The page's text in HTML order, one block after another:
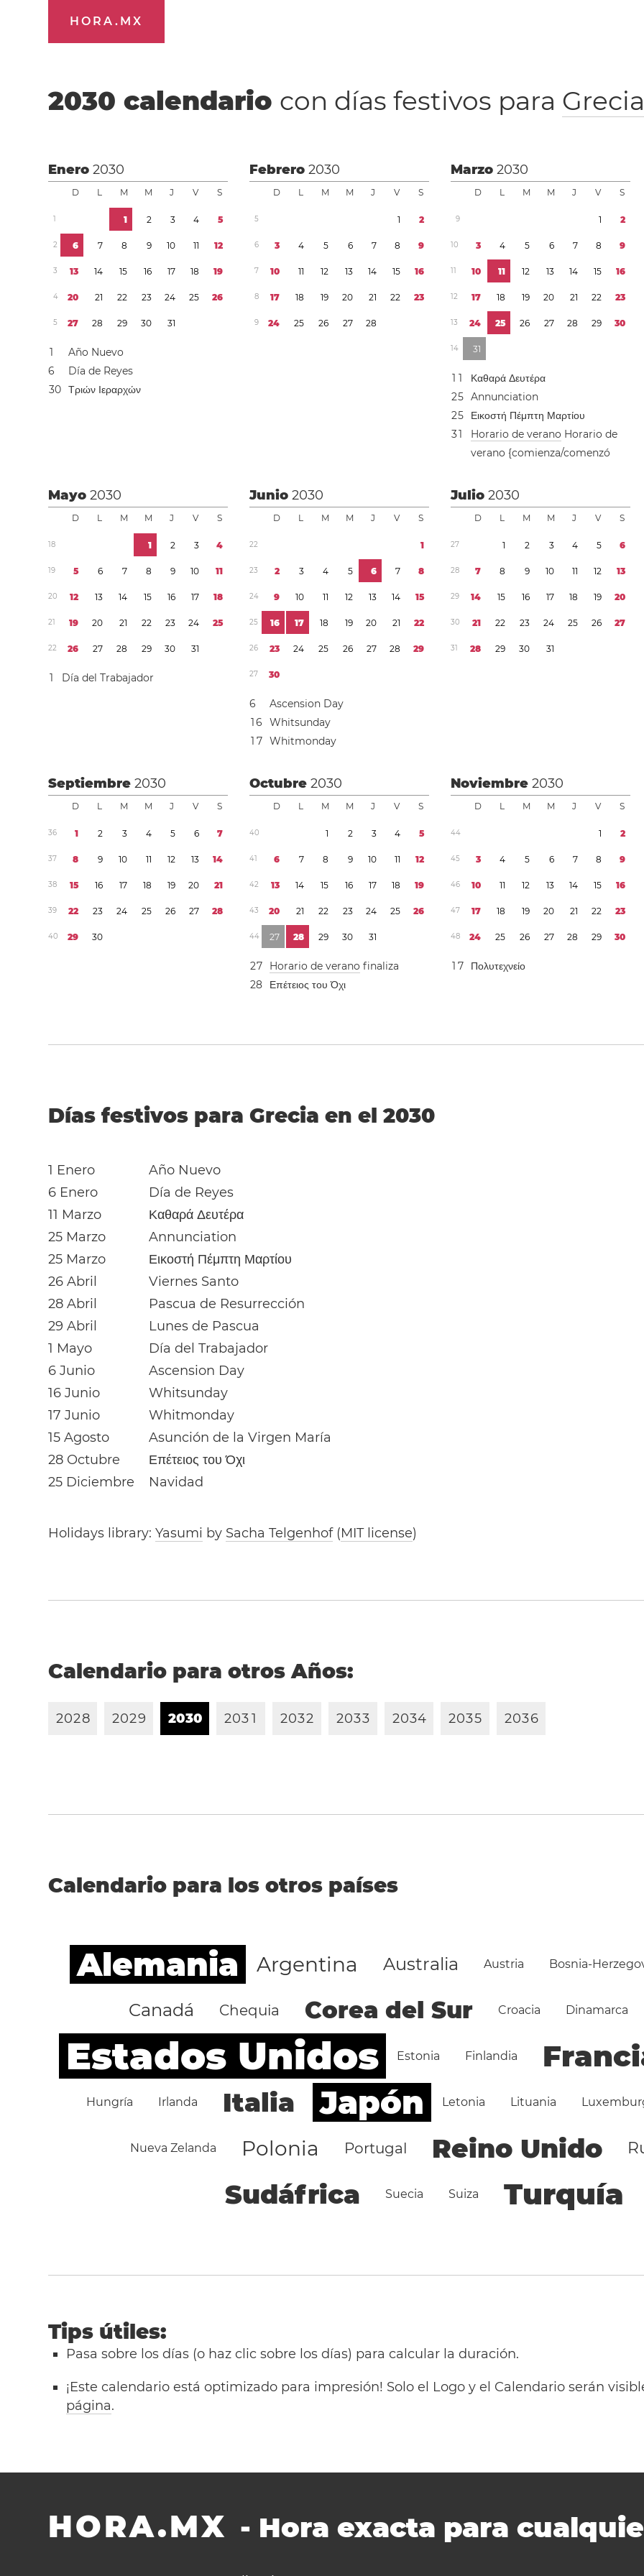
HORA.MX
2030 calendario con días festivos para Grecia
Enero2030
D L M M J V S
1 1 2 3 4 5
2 6 7 8 9 10 11 12
3 13 14 15 16 17 18 19
4 20 21 22 23 24 25 26
5 27 28 29 30 31
1
Año Nuevo
6
Día de Reyes
30 Τριών Ιεραρχών
Febrero2030
D L M M J V S
5 1 2
6 3 4 5 6 7 8 9
7 10 11 12 13 14 15 16
8 17 18 19 20 21 22 23
9 24 25 26 27 28
Marzo2030
D L M M J V S
9 1 2
10 3 4 5 6 7 8 9
11 10 11 12 13 14 15 16
12 17 18 19 20 21 22 23
13 24 25 26 27 28 29 30
14 31
1 1
Καθαρά Δευτέρα
25 Annunciation
25
Εικοστή Πέμπτη Μαρτίου
31 Horario de verano Horario de
verano {comienza/comenzó
Mayo2030
D L M M J V S
18 1 2 3 4
19 5 6 7 8 9 10 11
20 12 13 14 15 16 17 18
21 19 20 21 22 23 24 25
22 26 27 28 29 30 31
1 Día del Trabajador
Junio2030
D L M M J V S
22 1
23 2 3 4 5 6 7 8
24 9 10 11 12 13 14 15
25 16 17 18 19 20 21 22
26 23 24 25 26 27 28 29
27 30
6
Ascension Day
16
Whitsunday
1 7 Whitmonday
Julio2030
D L M M J V S
27 1 2 3 4 5 6
28 7 8 9 10 11 12 13
29 14 15 16 17 18 19 20
30 21 22 23 24 25 26 27
31 28 29 30 31
Septiembre2030
D L M M J V S
36 1 2 3 4 5 6 7
37 8 9 10 11 12 13 14
38 15 16 17 18 19 20 21
39 22 23 24 25 26 27 28
40 29 30
Octubre2030
D L M M J V S
40 1 2 3 4 5
41 6 7 8 9 10 11 12
42 13 14 15 16 17 18 19
43 20 21 22 23 24 25 26
44 27 28 29 30 31
27 Horario de verano finaliza
28 Επέτειος του Όχι
Noviembre2030
D L M M J V S
44 1 2
45 3 4 5 6 7 8 9
46 10 11 12 13 14 15 16
47 17 18 19 20 21 22 23
48 24 25 26 27 28 29 30
1 7 Πολυτεχνείο
Días festivos para Grecia en el 2030
1 Enero
Año Nuevo
6 Enero
Día de Reyes
11 Marzo
Καθαρά Δευτέρα
25 Marzo
Annunciation
25 Marzo
Εικοστή Πέμπτη Μαρτίου
26 Abril
Viernes Santo
28 Abril
Pascua de Resurrección
29 Abril
Lunes de Pascua
1 Mayo
Día del Trabajador
6 Junio
Ascension Day
16 Junio
Whitsunday
17 Junio
Whitmonday
15 Agosto
Asunción de la Virgen María
28 Octubre
Επέτειος του Όχι
25 Diciembre
Navidad
Holidays library:Yasumi by Sacha Telgenhof(MIT license)
Calendario para otros Años:
2028 2029 2030 2031 2032 2033 2034 2035 2036
Calendario para los otros países
Alemania Argentina Australia Austria Bosnia-
Canadá Chequia Corea del Sur Croacia Dinamarca
Estados Unidos Estonia Finlandia
Hungría Irlanda Italia Japón Letonia Lituania
Nueva Zelanda Polonia Portugal Reino Unido
Sudáfrica Suecia Suiza Turquía
Tips útiles:
Pasa sobre los días (o haz clic sobre los días) para calcular la duración.
¡Este calendario está optimizado para impresión! Solo el Logo y el Calendario serán
página.
HORA.MX - Hora exacta para